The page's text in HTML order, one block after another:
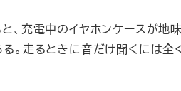
、充電中のイヤホンケースが地
。走るときに音だけ聞くには